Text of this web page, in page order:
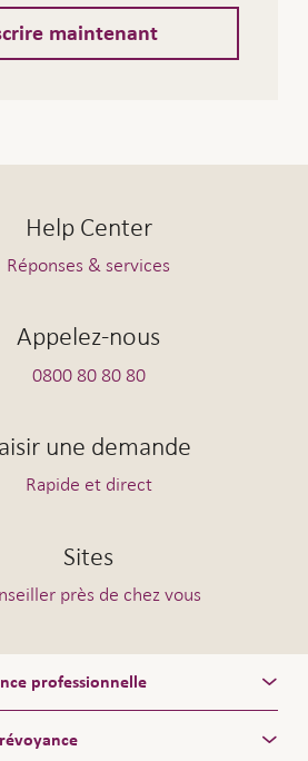
maintenant
Help Center
Réponses & services
Appelez-nous
0800 80 80 80
une demande
Rapide et direct
Sites
près de chez vous
professionnelle